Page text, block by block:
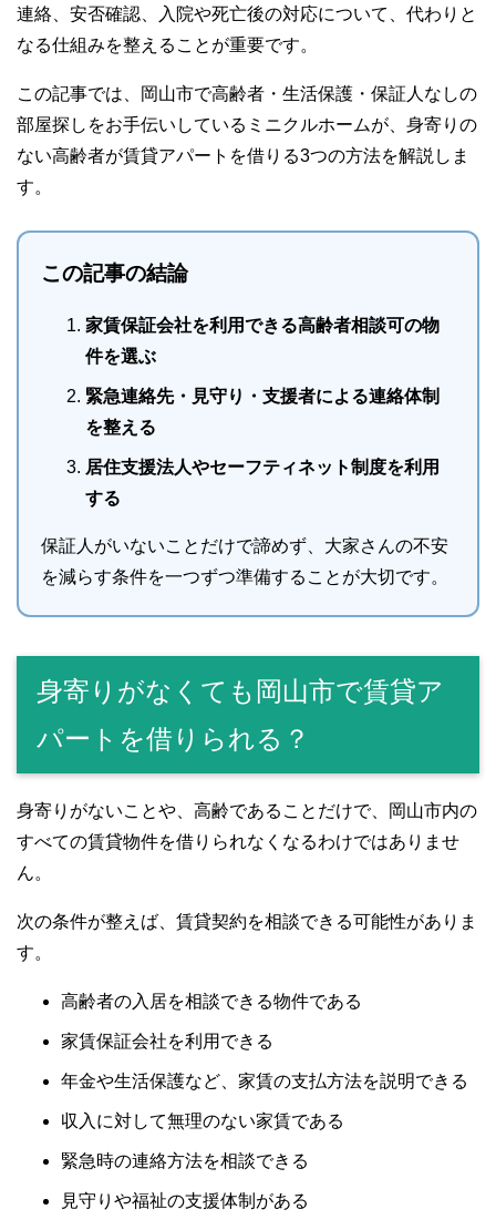
連絡、安否確認、入院や死亡後の対応について、代わりと
なる仕組みを整えることが重要です。
この記事では、岡山市で高齢者・生活保護・保証人なしの
部屋探しをお手伝いしているミニクルホームが、身寄りの
ない高齢者が賃貸アパートを借りる3つの方法を解説しま
す。
この記事の結論
家賃保証会社を利用できる高齢者相談可の物
件を選ぶ
緊急連絡先・見守り・支援者による連絡体制
を整える
居住支援法人やセーフティネット制度を利用
する
保証人がいないことだけで諦めず、大家さんの不安
を減らす条件を一つずつ準備することが大切です。
身寄りがなくても岡山市で賃貸ア
パートを借りられる？
身寄りがないことや、高齢であることだけで、岡山市内の
すべての賃貸物件を借りられなくなるわけではありませ
ん。
次の条件が整えば、賃貸契約を相談できる可能性がありま
す。
高齢者の入居を相談できる物件である
家賃保証会社を利用できる
年金や生活保護など、家賃の支払方法を説明できる
収入に対して無理のない家賃である
緊急時の連絡方法を相談できる
見守りや福祉の支援体制がある